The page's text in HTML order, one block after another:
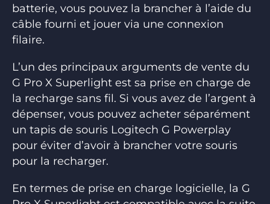
batterie, vous pouvez la brancher à l’aide du
câble fourni et jouer via une connexion
filaire.
L’un des principaux arguments de vente du
G Pro X Superlight est sa prise en charge de
la recharge sans fil. Si vous avez de l’argent à
dépenser, vous pouvez acheter séparément
un tapis de souris Logitech G Powerplay
pour éviter d’avoir à brancher votre souris
pour la recharger.
En termes de prise en charge logicielle, la G